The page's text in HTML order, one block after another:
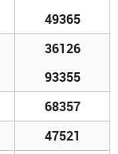
49365
36126
93355
68357
47521